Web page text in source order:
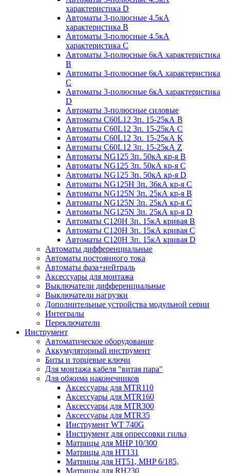
характеристика D
Автоматы 3-полюсные 4.5кА
характеристика В
Автоматы 3-полюсные 4.5кА
характеристика С
Автоматы 3-полюсные 6кА характеристика
B
Автоматы 3-полюсные 6кА характеристика
C
Автоматы 3-полюсные 6кА характеристика
D
Автоматы 3-полюсные силовые
Автоматы C60L12 3п. 15-25кА B
Автоматы C60L12 3п. 15-25кА C
Автоматы C60L12 3п. 15-25кА K
Автоматы C60L12 3п. 15-25кА Z
Автоматы NG125 3п. 50кА кр-я B
Автоматы NG125 3п. 50кА кр-я C
Автоматы NG125 3п. 50кА кр-я D
Автоматы NG125H 3п. 36кА кр-я C
Автоматы NG125N 3п. 25кА кр-я B
Автоматы NG125N 3п. 25кА кр-я C
Автоматы NG125N 3п. 25кА кр-я D
Автоматы С120Н 3п. 15кА кривая B
Автоматы С120Н 3п. 15кА кривая C
Автоматы С120Н 3п. 15кА кривая D
Автоматы дифференциальные
Автоматы постоянного тока
Автоматы фаза+нейтраль
Аксессуары для монтажа
Выключатели дифференциальные
Выключатели нагрузки
Дополнительные устройства модульной серии
Интегралы
Переключатели
Инструмент
Автоматическое оборудование
Аккумуляторный инструмент
Биты и торцевые ключи
Для монтажа кабеля "витая пара"
Для обжима наконечников
Аксессуары для MTR110
Аксессуары для MTR160
Аксессуары для MTR300
Аксессуары для MTR35
Инструмент WT 740G
Инструмент для опрессовки гильз
Матрицы для MHP 10/300
Матрицы для НТ131
Матрицы для НТ51, MHP 6/185,
Матрицы для RH230